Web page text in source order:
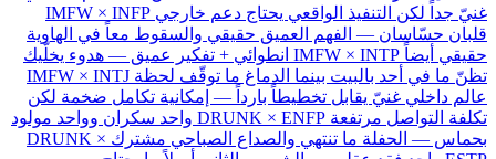
غنيّ جداً لكن التنفيذ الواقعي يحتاج دعم خارجي IMFW × INFP
قلبان حسّاسان — الفهم العميق حقيقي والسقوط معاً في الهاوية
حقيقي أيضاً IMFW × INTP انطوائي + تفكير عميق — هدوء يخلّيك
تظنّ ما في أحد بالبيت بينما الدماغ ما توقّف لحظة IMFW × INTJ
عالم داخلي غنيّ يقابل تخطيطاً بارداً — إمكانية تكامل ضخمة لكن
تكلفة التواصل مرتفعة DRUNK × ENFP واحد سكران وواحد مولود
بحماس — الحفلة ما تنتهي والصداع الصباحي مشترك DRUNK ×